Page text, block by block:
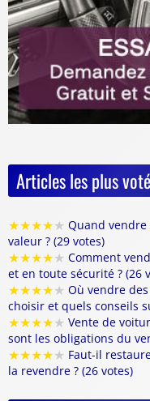
Articles les plus
★★★★★ Quand
valeur ? (29 votes)
★★★★★ Comment
et en toute sécurité ? (26
★★★★★ Où vendre
choisir et quels conseils
★★★★★ Vente de
sont les obligations du
★★★★★ Faut-il
la revendre ? (26 votes)